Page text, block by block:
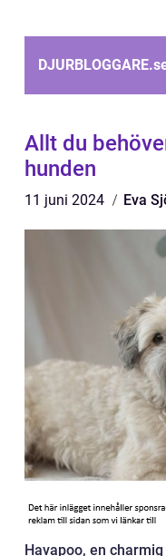
DJURBLOGGARE.
Allt du
hunden
11 juni 2024 Eva
Havapoo, en